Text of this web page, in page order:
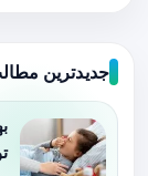
جدیدترین